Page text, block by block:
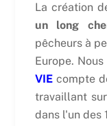
La création
un long
pêcheurs à
Europe.
VIEcompte
travaillant
dans l'un des